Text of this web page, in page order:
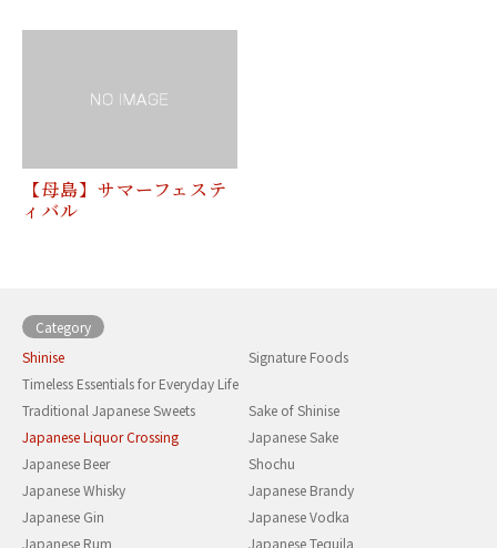
【母島】サマーフェステ
ィバル
Category
Shinise
Signature Foods
Timeless Essentials for Everyday Life
Traditional Japanese Sweets
Sake of Shinise
Japanese Liquor Crossing
Japanese Sake
Japanese Beer
Shochu
Japanese Whisky
Japanese Brandy
Japanese Gin
Japanese Vodka
Japanese Rum
Japanese Tequila